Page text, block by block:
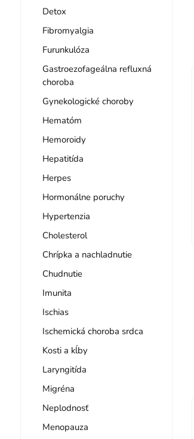
Detox
Fibromyalgia
Furunkulóza
Gastroezofageálna refluxná
choroba
Gynekologické choroby
Hematóm
Hemoroidy
Hepatitída
Herpes
Hormonálne poruchy
Hypertenzia
Cholesterol
Chrípka a nachladnutie
Chudnutie
Imunita
Ischias
Ischemická choroba srdca
Kosti a kĺby
Laryngitída
Migréna
Neplodnosť
Menopauza